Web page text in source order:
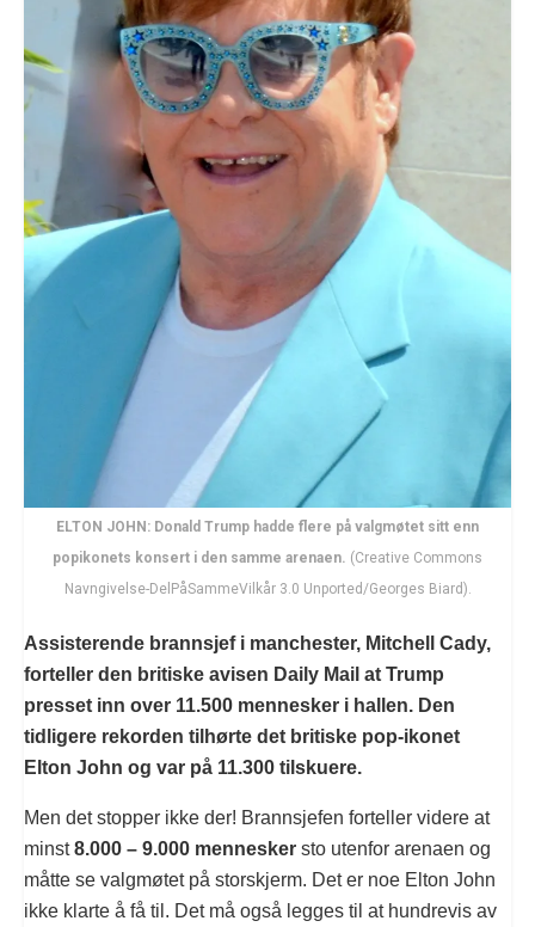
ELTON JOHN: Donald Trump hadde flere på valgmøtet sitt enn
popikonets konsert i den samme arenaen. (Creative Commons
Navngivelse-DelPåSammeVilkår 3.0 Unported/Georges Biard).
Assisterende brannsjef i manchester, Mitchell Cady,
forteller den britiske avisen Daily Mail at Trump
presset inn over 11.500 mennesker i hallen. Den
tidligere rekorden tilhørte det britiske pop-ikonet
Elton John og var på 11.300 tilskuere.
Men det stopper ikke der! Brannsjefen forteller videre at
minst8.000 – 9.000 mennesker sto utenfor arenaen og
måtte se valgmøtet på storskjerm. Det er noe Elton John
ikke klarte å få til. Det må også legges til at hundrevis av